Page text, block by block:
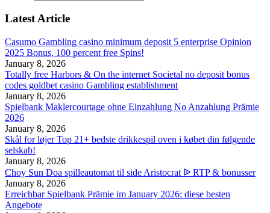
Latest Article
Casumo Gambling casino minimum deposit 5 enterprise Opinion
2025 Bonus, 100 percent free Spins!
January 8, 2026
Totally free Harbors & On the internet Societal no deposit bonus
codes goldbet casino Gambling establishment
January 8, 2026
Spielbank Maklercourtage ohne Einzahlung No Anzahlung Prämie
2026
January 8, 2026
Skål for løjer Top 21+ bedste drikkespil oven i købet din følgende
selskab!
January 8, 2026
Choy Sun Doa spilleautomat til side Aristocrat ᐉ RTP & bonusser
January 8, 2026
Erreichbar Spielbank Prämie im January 2026: diese besten
Angebote